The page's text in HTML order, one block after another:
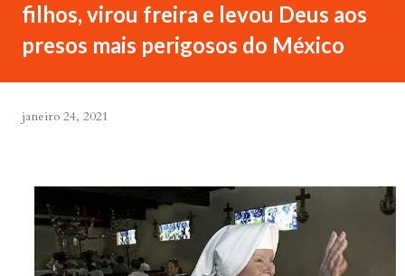
filhos, virou freira e levou Deus aos
presos mais perigosos do México
janeiro 24, 2021